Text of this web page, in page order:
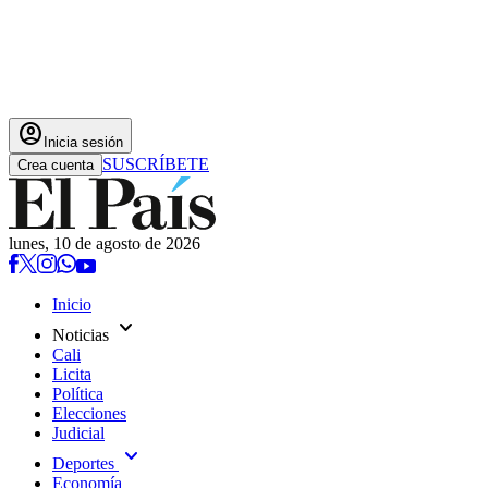
account_circle Inicia sesión
Crea cuenta SUSCRÍBETE
lunes, 10 de agosto de 2026
Inicio
Noticias expand_more
Cali
Licita
Política
Elecciones
Judicial
Deportes expand_more
Economía